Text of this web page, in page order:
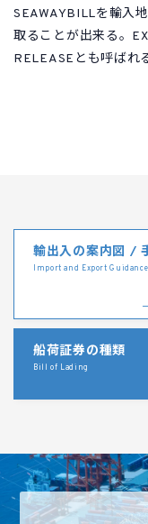
SEAWAYBILLを輸入
取ることが出来る。
RELEASEとも呼ばれ
輸出入の案内図 /
Import and Export Guidance
船荷証券の種類
Bill of Lading